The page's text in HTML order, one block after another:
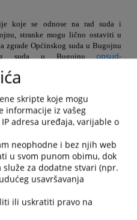
koje se odnose na rad suda i
stranke mogu lično ostaviti u
zgrade Općinskog suda u Bugojnu
suda u Bugojnuopsud-
skripte koje mogu
informacije iz vašeg
adresa uređaja, varijable o
neophodne i bez njih web
u svom punom obimu, dok
za dodatne stvari (npr.
usavršavanja
ili uskratiti pravo na